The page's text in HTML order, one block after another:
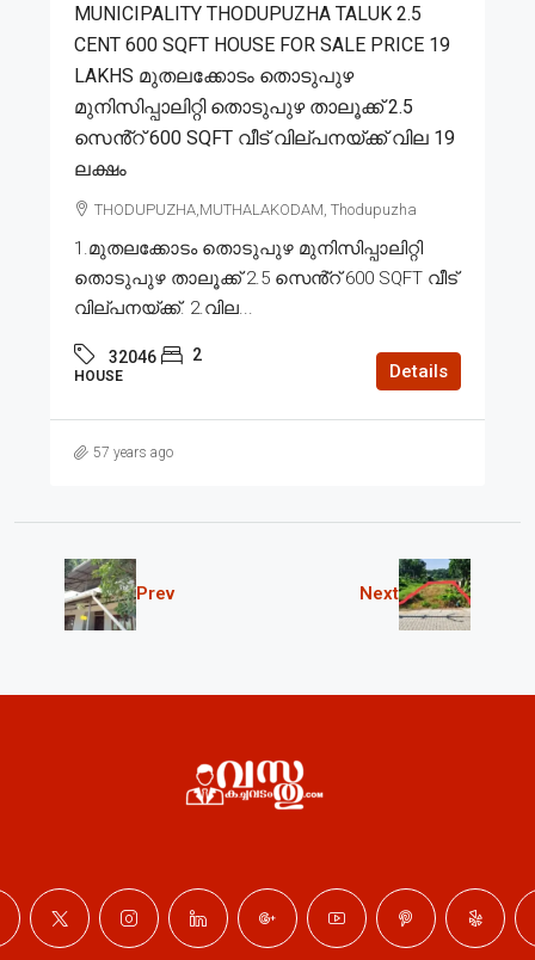
MUNICIPALITY THODUPUZHA TALUK 2.5
CENT 600 SQFT HOUSE FOR SALE PRICE 19
LAKHS മുതലക്കോടം തൊടുപുഴ
മുനിസിപ്പാലിറ്റി തൊടുപുഴ താലൂക്ക് 2.5
സെൻ്റ് 600 SQFT വീട് വില്പനയ്ക്ക് വില 19
ലക്ഷം
THODUPUZHA,MUTHALAKODAM, Thodupuzha
1.മുതലക്കോടം തൊടുപുഴ മുനിസിപ്പാലിറ്റി
തൊടുപുഴ താലൂക്ക് 2.5 സെൻ്റ് 600 SQFT വീട്
വില്പനയ്ക്ക്. 2.വില...
32046 2
HOUSE Details
57 years ago
Prev Next